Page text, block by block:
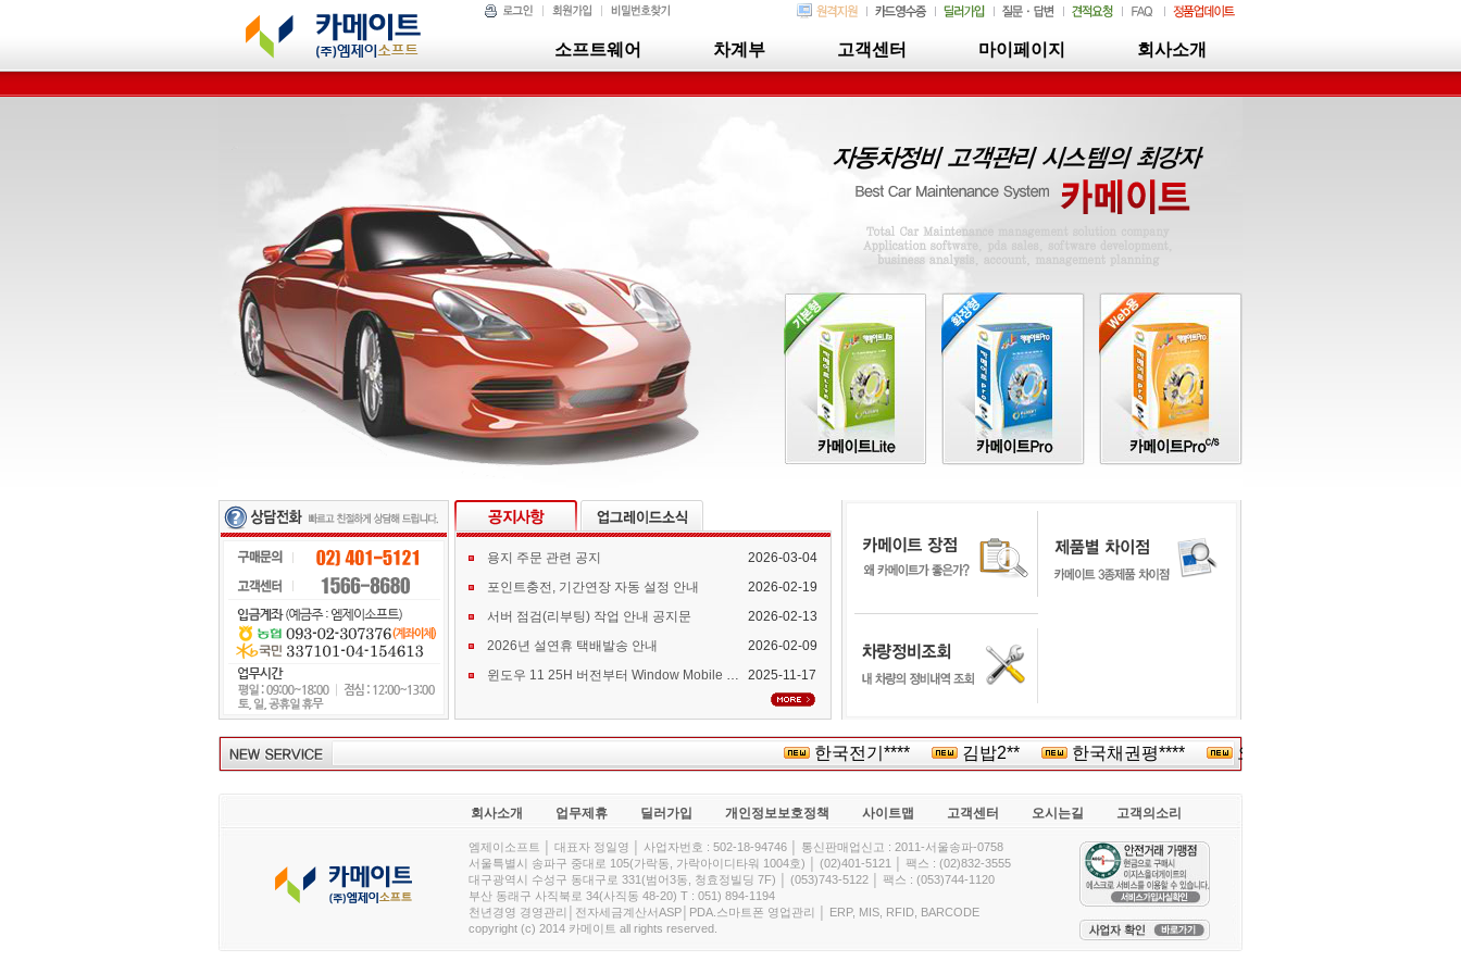
소프트웨어 차계부 고객센터 마이페이지 회사소개
용지 주문 관련 공지
2026-03-04
포인트충전, 기간연장 자동 설정 안내
2026-02-19
서버 점검(리부팅) 작업 안내 공지문
2026-02-13
2026년 설연휴 택배발송 안내
2026-02-09
윈도우 11 25H 버전부터 Window Mobile Device Center 지원 중단 안내
2025-11-17
한국전기**** 김밥2** 한국채권평**** 오리*
회사소개 업무제휴 딜러가입 개인정보보호정책 사이트맵 고객센터 오시는길 고객의소리
엠제이소프트 │ 대표자 정일영 │ 사업자번호 : 502-18-94746 │ 통신판매업신고 : 2011-서울송파-0758
서울특별시 송파구 중대로 105(가락동, 가락아이디타워 1004호) │ (02)401-5121 │ 팩스 : (02)832-3555
대구광역시 수성구 동대구로 331(범어3동, 청효정빌딩 7F) │ (053)743-5122 │ 팩스 : (053)744-1120
부산 동래구 사직북로 34(사직동 48-20) T : 051) 894-1194
천년경영 경영관리│전자세금계산서ASP│PDA.스마트폰 영업관리 │ ERP, MIS, RFID, BARCODE
copyright (c) 2014 카메이트 all rights reserved.